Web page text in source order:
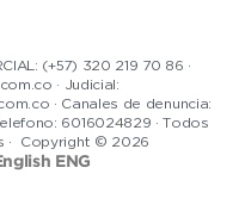
(+57) 320 219 70 86 ·
· Judicial:
· Canales de denuncia:
6016024829 · Todos
· Copyright © 2026
ENG